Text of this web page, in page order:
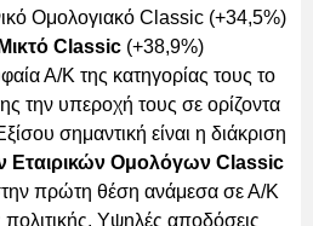
Ομολογιακό Classic (+34,5%)
Classic (+38,9%)
Α/Κ της κατηγορίας τους το
την υπεροχή τους σε ορίζοντα
σημαντική είναι η διάκριση
Εταιρικών Ομολόγων Classic
πρώτη θέση ανάμεσα σε Α/Κ
πολιτικής. Yψηλές αποδόσεις